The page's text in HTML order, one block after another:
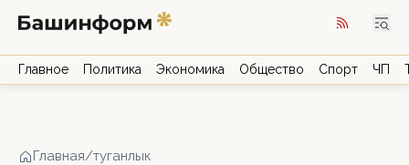
Главное Политика Экономика Общество Спорт ЧП
Главная/туганлык